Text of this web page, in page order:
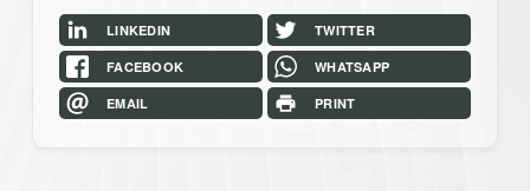
LINKEDIN TWITTER
FACEBOOK WHATSAPP
EMAIL PRINT